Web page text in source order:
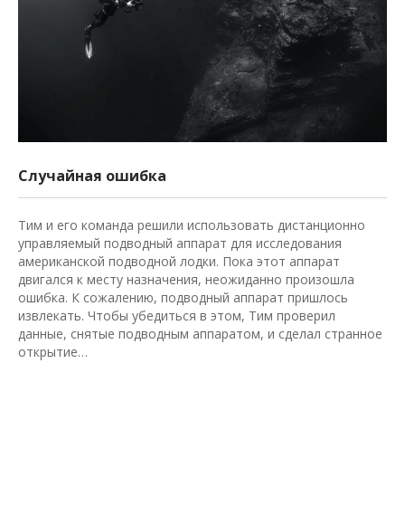
Случайная ошибка
Тим и его команда решили использовать дистанционно
управляемый подводный аппарат для исследования
американской подводной лодки. Пока этот аппарат
двигался к месту назначения, неожиданно произошла
ошибка. К сожалению, подводный аппарат пришлось
извлекать. Чтобы убедиться в этом, Тим проверил
данные, снятые подводным аппаратом, и сделал странное
открытие…